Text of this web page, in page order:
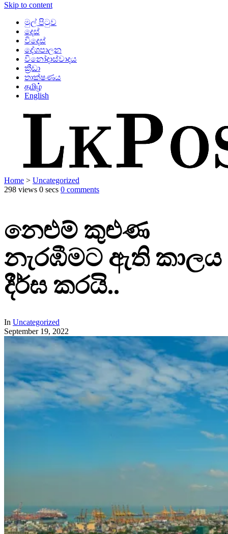
Skip to content
මුල් පිටුව
දෙස්
විදෙස්
දේශපාලන
විනෝදාස්වාදය
ක්‍රීඩා
තාක්ෂණය
தமிழ்
English
Home > Uncategorized
298 views 0 secs 0 comments
නෙළුම් කුළුණ
නැරඹීමට ඇති කාලය
දීර්ඝ කරයි..
In Uncategorized
September 19, 2022